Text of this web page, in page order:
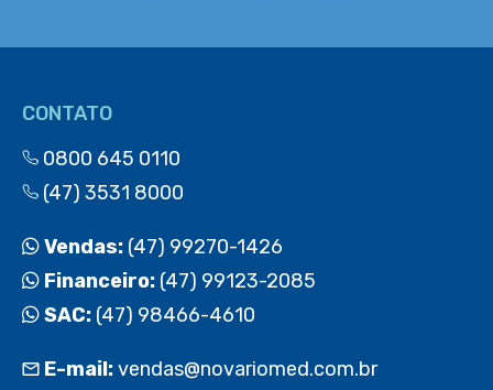
CONTATO
0800 645 0110
(47) 3531 8000
Vendas: (47) 99270-1426
Financeiro: (47) 99123-2085
SAC: (47) 98466-4610
E-mail:vendas@novariomed.com.br